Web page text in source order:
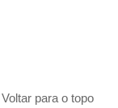
Voltar para o topo